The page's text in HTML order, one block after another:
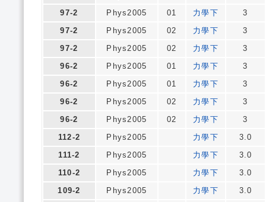
97-2
Phys2005 01 力學下
3
97-2
Phys2005 02 力學下
3
97-2
Phys2005 02 力學下
3
96-2
Phys2005 01 力學下
3
96-2
Phys2005 01 力學下
3
96-2
Phys2005 02 力學下
3
96-2
Phys2005 02 力學下
3
112-2
Phys2005 力學下
3.0
111-2
Phys2005 力學下
3.0
110-2
Phys2005 力學下
3.0
109-2
Phys2005 力學下
3.0